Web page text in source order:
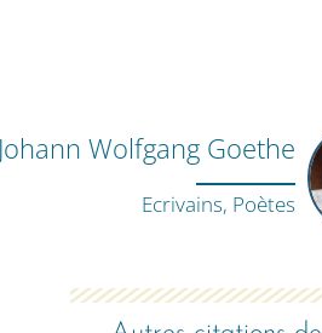
Wolfgang Goethe
Ecrivains, Poètes